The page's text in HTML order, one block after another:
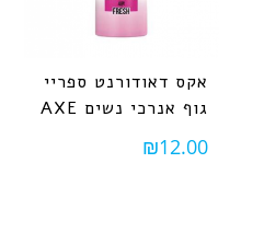
אקס דאודורנט ספריי
גוף אנרכי נשים AXE
₪12.00